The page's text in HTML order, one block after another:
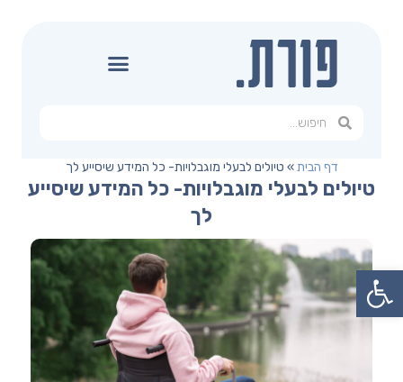
פתח סרגל נגישות
דף הבית» טיולים לבעלי מוגבלויות- כל המידע שיסייע לך
טיולים לבעלי מוגבלויות- כל המידע שיסייע
לך